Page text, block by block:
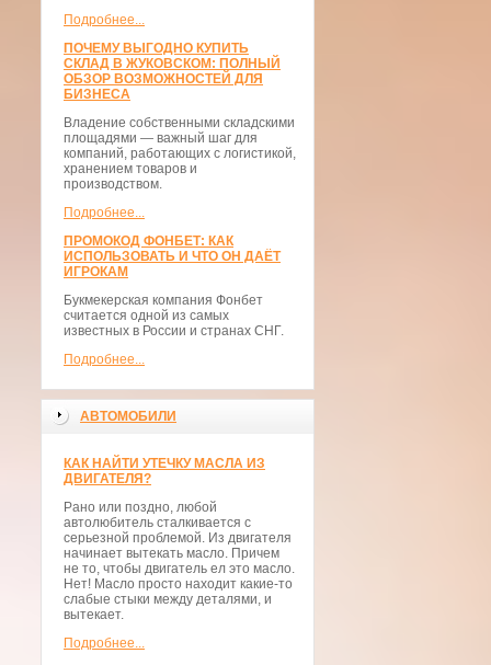
Подробнее...
ПОЧЕМУ ВЫГОДНО КУПИТЬ
СКЛАД В ЖУКОВСКОМ: ПОЛНЫЙ
ОБЗОР ВОЗМОЖНОСТЕЙ ДЛЯ
БИЗНЕСА
Владение собственными складскими
площадями — важный шаг для
компаний, работающих с логистикой,
хранением товаров и
производством.
Подробнее...
ПРОМОКОД ФОНБЕТ: КАК
ИСПОЛЬЗОВАТЬ И ЧТО ОН ДАЁТ
ИГРОКАМ
Букмекерская компания Фонбет
считается одной из самых
известных в России и странах СНГ.
Подробнее...
АВТОМОБИЛИ
КАК НАЙТИ УТЕЧКУ МАСЛА ИЗ
ДВИГАТЕЛЯ?
Рано или поздно, любой
автолюбитель сталкивается с
серьезной проблемой. Из двигателя
начинает вытекать масло. Причем
не то, чтобы двигатель ел это масло.
Нет! Масло просто находит какие-то
слабые стыки между деталями, и
вытекает.
Подробнее...